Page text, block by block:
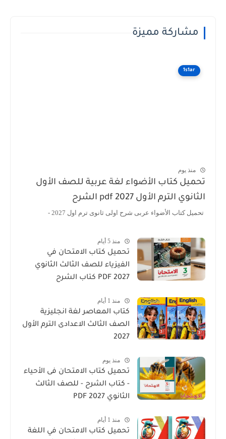
مشاركة مميزة
1s1ar
منذ يوم
تحميل كتاب الأضواء لغة عربية للصف الأول
الثانوي الترم الأول 2027 pdf الشرح
تحميل كتاب الأضواء عربى شرح اولى ثانوى ترم اول 2027 -
منذ 5 أيام
تحميل كتاب الامتحان في
الفيزياء للصف الثالث الثانوي
2027 PDF كتاب الشرح
منذ 1 أيام
كتاب المعاصر لغة انجليزية
الصف الثالث الاعدادى الترم الأول
2027
منذ يوم
تحميل كتاب الامتحان فى الأحياء
- كتاب الشرح - للصف الثالث
الثانوي 2027 PDF
منذ 1 أيام
تحميل كتاب الامتحان في اللغة